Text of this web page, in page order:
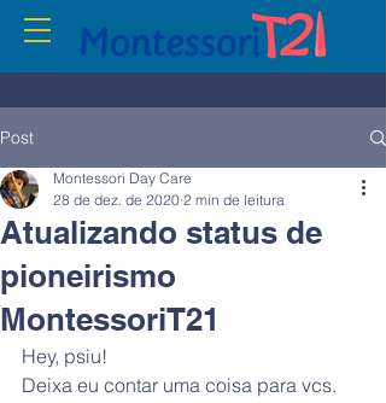
Post
Atualizando status de
pioneirismo
MontessoriT21
Montessori Day Care
28 de dez. de 2020 2 min de leitura
Hey, psiu!
Deixa eu contar uma coisa para vcs.